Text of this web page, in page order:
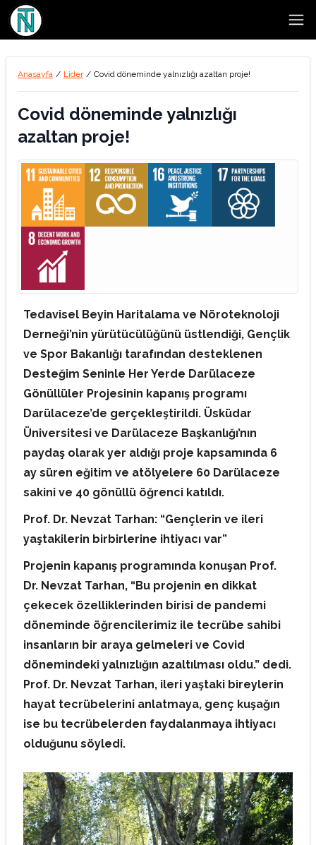
Anasayfa / Lider / Covid döneminde yalnızlığı azaltan proje!
Covid döneminde yalnızlığı
azaltan proje!
Tedavisel Beyin Haritalama ve Nöroteknoloji
Derneği’nin yürütücülüğünü üstlendiği, Gençlik
ve Spor Bakanlığı tarafından desteklenen
Desteğim Seninle Her Yerde Darülaceze
Gönüllüler Projesinin kapanış programı
Darülaceze’de gerçekleştirildi. Üsküdar
Üniversitesi ve Darülaceze Başkanlığı’nın
paydaş olarak yer aldığı proje kapsamında 6
ay süren eğitim ve atölyelere 60 Darülaceze
sakini ve 40 gönüllü öğrenci katıldı.
Prof. Dr. Nevzat Tarhan: “Gençlerin ve ileri
yaştakilerin birbirlerine ihtiyacı var”
Projenin kapanış programında konuşan Prof.
Dr. Nevzat Tarhan, “Bu projenin en dikkat
çekecek özelliklerinden birisi de pandemi
döneminde öğrencilerimiz ile tecrübe sahibi
insanların bir araya gelmeleri ve Covid
dönemindeki yalnızlığın azaltılması oldu.” dedi.
Prof. Dr. Nevzat Tarhan, ileri yaştaki bireylerin
hayat tecrübelerini anlatmaya, genç kuşağın
ise bu tecrübelerden faydalanmaya ihtiyacı
olduğunu söyledi.